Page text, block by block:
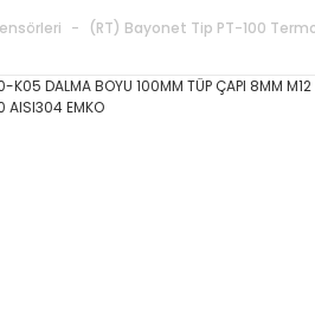
(RT) Bayonet Tip PT-100